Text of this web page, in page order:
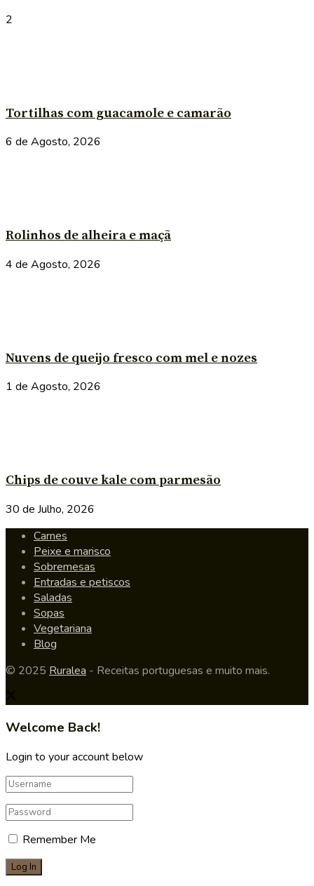
2
Tortilhas com guacamole e camarão
6 de Agosto, 2026
Rolinhos de alheira e maçã
4 de Agosto, 2026
Nuvens de queijo fresco com mel e nozes
1 de Agosto, 2026
Chips de couve kale com parmesão
30 de Julho, 2026
Carnes
Peixe e marisco
Sobremesas
Entradas e petiscos
Saladas
Sopas
Vegetariana
Blog
© 2025 Ruralea - Receitas portuguesas e muito mais.
Welcome Back!
Login to your account below
Remember Me